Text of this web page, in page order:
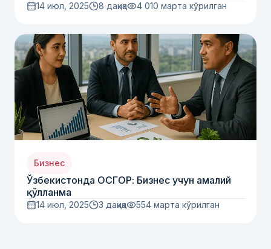
14 июл, 2025 8 дақиқа 4 010 марта кўрилган
Бизнес
Ўзбекистонда ОСГОР: Бизнес учун амалий
қўлланма
14 июл, 2025 3 дақиқа 554 марта кўрилган